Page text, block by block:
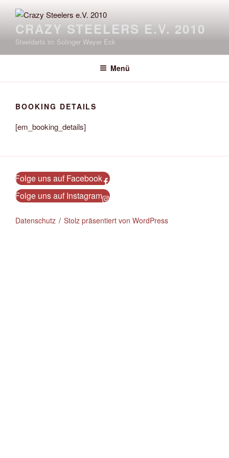
Inhalt
springenCRAZY STEELERS E.V. 2010
Steeldarts im Solinger Weyer Eck
Menü
BOOKING DETAILS
[em_booking_details]
Folge uns auf Facebook
Folge uns auf Instagram
Datenschutz Stolz präsentiert von WordPress